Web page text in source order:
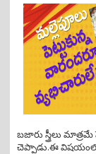
బజారు స్త్రీలు
చెప్పాడు.ఈ